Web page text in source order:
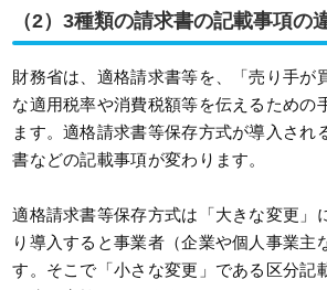
（2）3種類の請求書の記載事項の
財務省は、適格請求書等を、「売り手が
な適用税率や消費税額等を伝えるための
ます。適格請求書等保存方式が導入され
書などの記載事項が変わります。
適格請求書等保存方式は「大きな変更」
り導入すると事業者（企業や個人事業主
す。そこで「小さな変更」である区分記